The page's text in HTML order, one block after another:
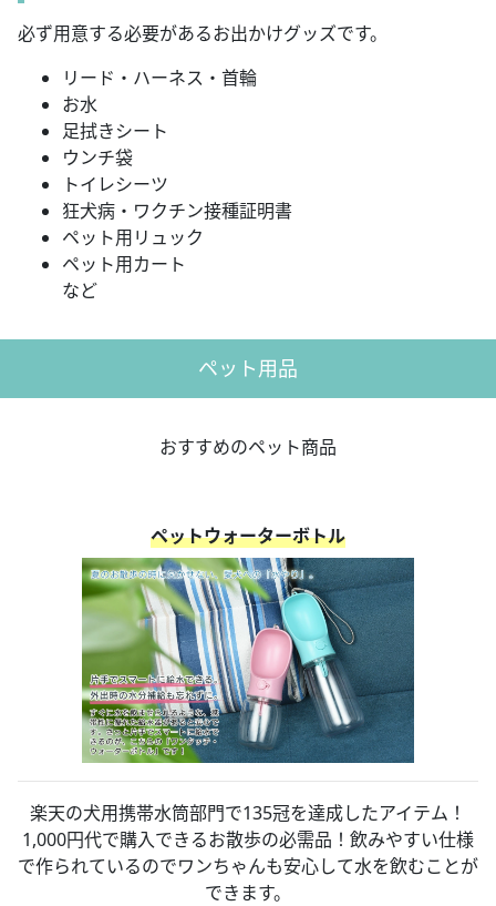
必ず用意する必要があるお出かけグッズです。
リード・ハーネス・首輪
お水
足拭きシート
ウンチ袋
トイレシーツ
狂犬病・ワクチン接種証明書
ペット用リュック
ペット用カート
など
ペット用品
おすすめのペット商品
ペットウォーターボトル
楽天の犬用携帯水筒部門で135冠を達成したアイテム！
1,000円代で購入できるお散歩の必需品！飲みやすい仕様
で作られているのでワンちゃんも安心して水を飲むことが
できます。